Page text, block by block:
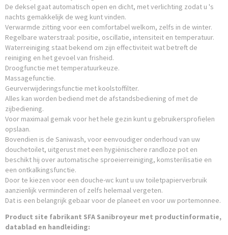
De deksel gaat automatisch open en dicht, met verlichting zodat u 's
nachts gemakkelijk de weg kunt vinden.
Verwarmde zitting voor een comfortabel welkom, zelfs in de winter.
Regelbare waterstraal: positie, oscillatie, intensiteit en temperatuur.
Waterreiniging staat bekend om zijn effectiviteit wat betreft de
reiniging en het gevoel van frisheid.
Droogfunctie met temperatuurkeuze.
Massagefunctie.
Geurverwijderingsfunctie met koolstoffilter.
Alles kan worden bediend met de afstandsbediening of met de
zijbediening.
Voor maximaal gemak voor het hele gezin kunt u gebruikersprofielen
opslaan.
Bovendien is de Saniwash, voor eenvoudiger onderhoud van uw
douchetoilet, uitgerust met een hygiënischere randloze pot en
beschikt hij over automatische sproeierreiniging, komsterilisatie en
een ontkalkingsfunctie.
Door te kiezen voor een douche-wc kunt u uw toiletpapierverbruik
aanzienlijk verminderen of zelfs helemaal vergeten.
Dat is een belangrijk gebaar voor de planeet en voor uw portemonnee.
Product site fabrikant SFA Sanibroyeur met productinformatie,
datablad en handleiding: